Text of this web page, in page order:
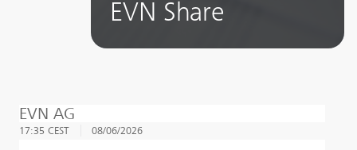
EVN Share